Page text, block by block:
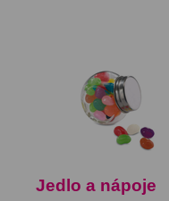
Jedlo a nápoje